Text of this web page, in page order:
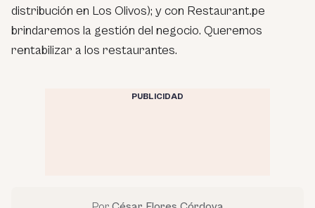
distribución en Los Olivos); y con Restaurant.pe
brindaremos la gestión del negocio. Queremos
rentabilizar a los restaurantes.
PUBLICIDAD